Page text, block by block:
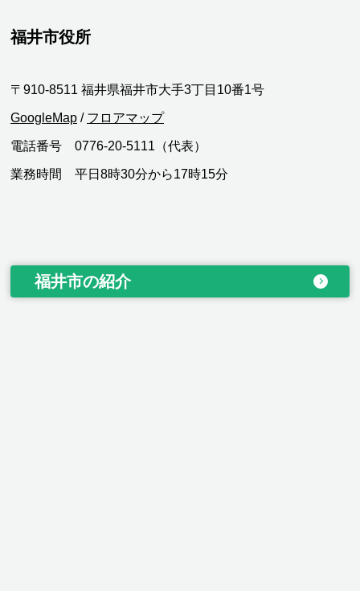
福井市役所
〒910-8511 福井県福井市大手3丁目10番1号
GoogleMap / フロアマップ
電話番号 0776-20-5111（代表）
業務時間 平日8時30分から17時15分
福井市の紹介